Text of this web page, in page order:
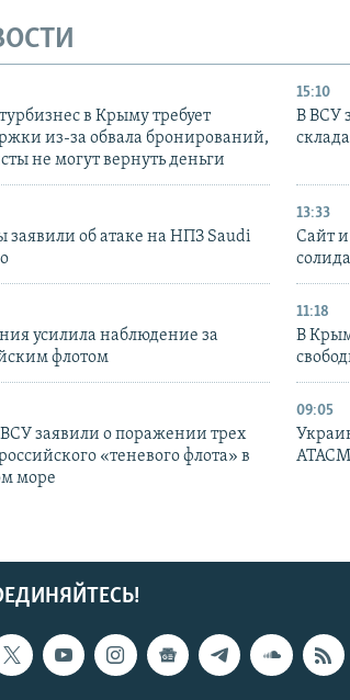
в Крыму требует
из-за обвала бронирований,
не могут вернуть деньги
15:10
В ВСУ
заявили об атаке на НПЗ Saudi
13:33
Сайт
усилила наблюдение за
флотом
11:18
В
заявили о поражении трех
«теневого флота» в
море
09:05